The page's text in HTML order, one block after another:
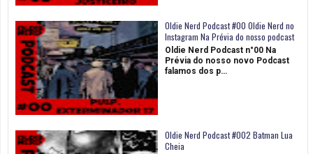
Oldie Nerd Podcast #00 Oldie Nerd no
Instagram Na Prévia do nosso podcast
Oldie Nerd Podcast n°00 Na
Prévia do nosso novo Podcast
falamos dos p…
Oldie Nerd Podcast #002 Batman Lua
Cheia